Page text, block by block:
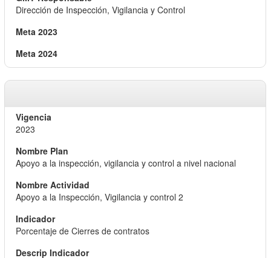
Dirección de Inspección, Vigilancia y Control
2023
Apoyo a la inspección, vigilancia y control a nivel nacional
Apoyo a la Inspección, Vigilancia y control 2
Porcentaje de Cierres de contratos